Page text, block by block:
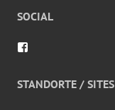
SOCIAL
auf
Facebook
STANDORTE / SITES